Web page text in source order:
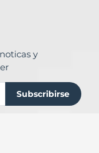
y
Subscribirse